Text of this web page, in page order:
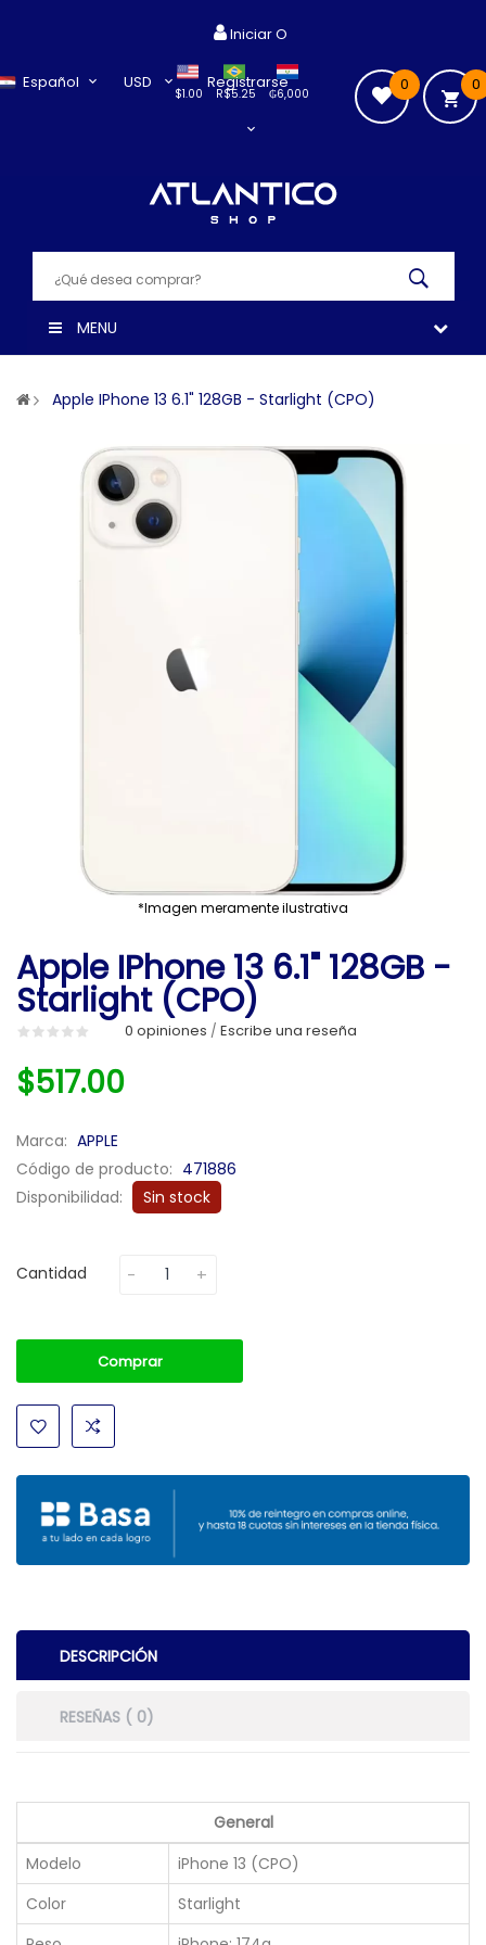
Español USD
$1.00 ₲6,000
R$5.25
Iniciar O
Registrarse 0
0
MENU
Apple IPhone 13 6.1" 128GB - Starlight (CPO)
*Imagen meramente ilustrativa
Apple IPhone 13 6.1" 128GB -
Starlight (CPO)
0 opiniones / Escribe una reseña
$517.00
Marca: APPLE
Código de producto: 471886
Disponibilidad:
Sin stock
Cantidad
Comprar
DESCRIPCIÓN
RESEÑAS ( 0)
General
Modelo
iPhone 13 (CPO)
Color
Starlight